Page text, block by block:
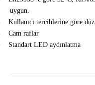
uygun.
Kullanıcı tercihlerine göre
Cam raflar
Standart LED aydınlatma